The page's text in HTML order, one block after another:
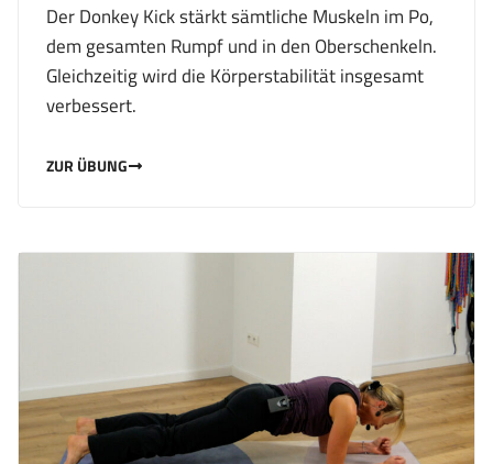
Der Donkey Kick stärkt sämtliche Muskeln im Po,
dem gesamten Rumpf und in den Oberschenkeln.
Gleichzeitig wird die Körperstabilität insgesamt
verbessert.
ZUR ÜBUNG